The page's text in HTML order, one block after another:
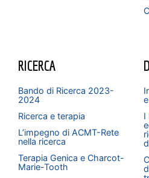
RICERCA
Bando di Ricerca 2023-
2024
Ricerca e terapia
L’impegno di ACMT-Rete
nella ricerca
Terapia Genica e Charcot-
Marie-Tooth
I